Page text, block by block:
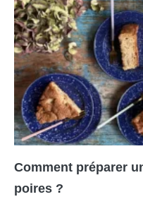
Comment préparer
poires ?